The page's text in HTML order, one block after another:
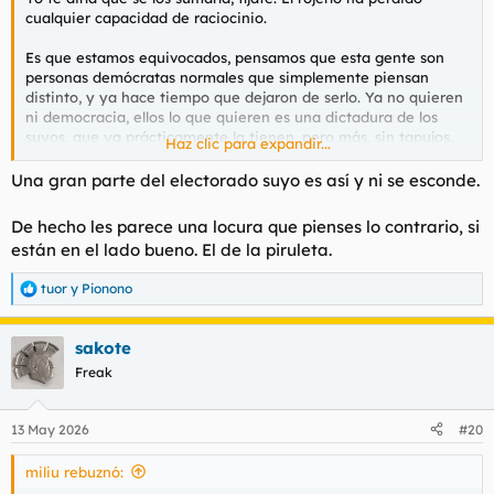
cualquier capacidad de raciocinio.
Es que estamos equivocados, pensamos que esta gente son
personas demócratas normales que simplemente piensan
distinto, y ya hace tiempo que dejaron de serlo. Ya no quieren
ni democracia, ellos lo que quieren es una dictadura de los
suyos, que ya prácticamente la tienen, pero más, sin tapujos,
sin posibilidad de elecciones siquiera ni ningún organismo
facha que se interponga no dándoles la razón en
absolutamente todo.
Haz clic para expandir...
Una gran parte del electorado suyo es así y ni se esconde.
De hecho les parece una locura que pienses lo contrario, si
están en el lado bueno. El de la piruleta.
R
e
a
c
c
i
e
s
tuor y Pionono
sakote
Freak
13 May 2026 #20
miliu rebuznó: